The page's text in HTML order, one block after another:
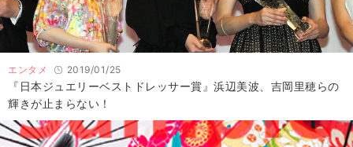
エンタメ 2019/01/25
『日本ジュエリーベストドレッサー賞』浜辺美波、吉岡里穂らの
輝きが止まらない！